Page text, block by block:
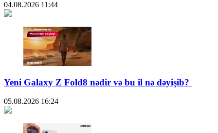
04.08.2026 11:44
Yeni Galaxy Z Fold8 nədir və bu il nə dəyişib?
05.08.2026 16:24